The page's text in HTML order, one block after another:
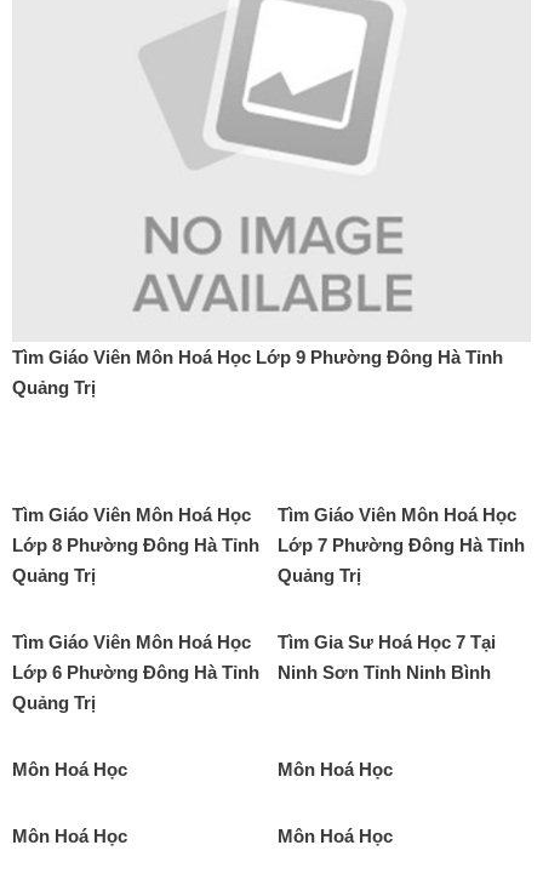
Tìm Giáo Viên Môn Hoá Học Lớp 9 Phường Đông Hà Tỉnh
Quảng Trị
Tìm Giáo Viên Môn Hoá Học
Lớp 8 Phường Đông Hà Tỉnh
Quảng Trị
Tìm Giáo Viên Môn Hoá Học
Lớp 7 Phường Đông Hà Tỉnh
Quảng Trị
Tìm Giáo Viên Môn Hoá Học
Lớp 6 Phường Đông Hà Tỉnh
Quảng Trị
Tìm Gia Sư Hoá Học 7 Tại
Ninh Sơn Tỉnh Ninh Bình
Môn Hoá Học Môn Hoá Học
Môn Hoá Học Môn Hoá Học